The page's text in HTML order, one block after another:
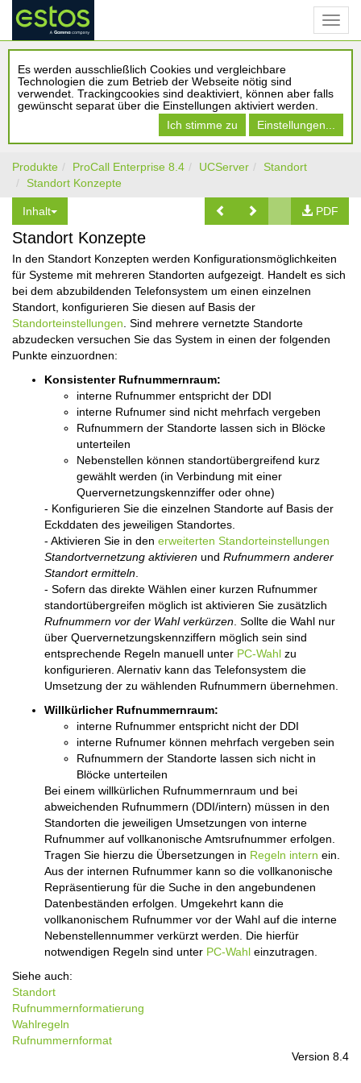
Es werden ausschließlich Cookies und vergleichbare
Technologien die zum Betrieb der Webseite nötig sind
verwendet. Trackingcookies sind deaktiviert, können aber falls
gewünscht separat über die Einstellungen aktiviert werden.
Ich stimme zu
Einstellungen...
Produkte ProCall Enterprise 8.4 UCServer
Standort
Standort Konzepte
Inhalt PDF
Standort Konzepte
In den Standort Konzepten werden Konfigurationsmöglichkeiten
für Systeme mit mehreren Standorten aufgezeigt. Handelt es sich
bei dem abzubildenden Telefonsystem um einen einzelnen
Standort, konfigurieren Sie diesen auf Basis der
Standorteinstellungen . Sind mehrere vernetzte Standorte
abzudecken versuchen Sie das System in einen der folgenden
Punkte einzuordnen:
Konsistenter Rufnummernraum:
interne Rufnummer entspricht der DDI
interne Rufnumer sind nicht mehrfach vergeben
Rufnummern der Standorte lassen sich in Blöcke
unterteilen
Nebenstellen können standortübergreifend kurz
gewählt werden (in Verbindung mit einer
Quervernetzungskennziffer oder ohne)
- Konfigurieren Sie die einzelnen Standorte auf Basis der
Eckddaten des jeweiligen Standortes.
- Aktivieren Sie in den erweiterten Standorteinstellungen
Standortvernetzung aktivieren und Rufnummern anderer
Standort ermitteln
- Sofern das direkte Wählen einer kurzen Rufnummer
standortübergreifen möglich ist aktivieren Sie zusätzlich
Rufnummern vor der Wahl verkürzen . Sollte die Wahl nur
über Quervernetzungskennziffern möglich sein sind
entsprechende Regeln manuell unter PC-Wahl zu
konfigurieren. Alernativ kann das Telefonsystem die
Umsetzung der zu wählenden Rufnummern übernehmen.
Willkürlicher Rufnummernraum:
interne Rufnummer entspricht nicht der DDI
interne Rufnumer können mehrfach vergeben sein
Rufnummern der Standorte lassen sich nicht in
Blöcke unterteilen
Bei einem willkürlichen Rufnummernraum und bei
abweichenden Rufnummern (DDI/intern) müssen in den
Standorten die jeweiligen Umsetzungen von interne
Rufnummer auf vollkanonische Amtsrufnummer erfolgen.
Tragen Sie hierzu die Übersetzungen in Regeln intern ein.
Aus der internen Rufnummer kann so die vollkanonische
Repräsentierung für die Suche in den angebundenen
Datenbeständen erfolgen. Umgekehrt kann die
vollkanonischem Rufnummer vor der Wahl auf die interne
Nebenstellennummer verkürzt werden. Die hierfür
notwendigen Regeln sind unter PC-Wahl einzutragen.
Siehe auch:
Standort
Rufnummernformatierung
Wahlregeln
Rufnummernformat
Version 8.4